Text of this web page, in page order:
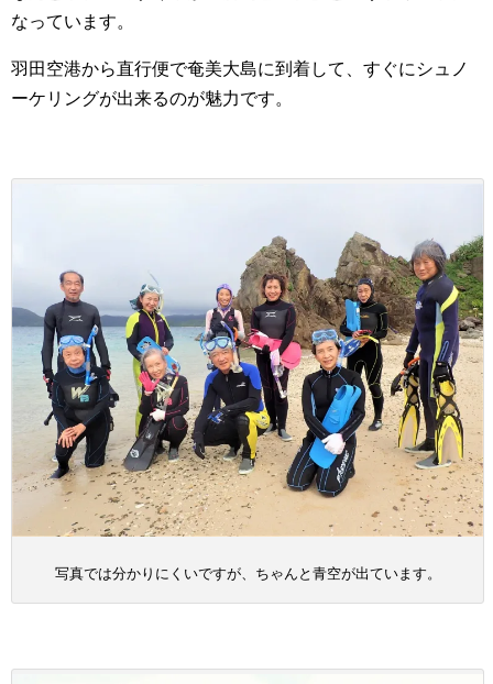
なっています。
羽田空港から直行便で奄美大島に到着して、すぐにシュノ
ーケリングが出来るのが魅力です。
写真では分かりにくいですが、ちゃんと青空が出ています。